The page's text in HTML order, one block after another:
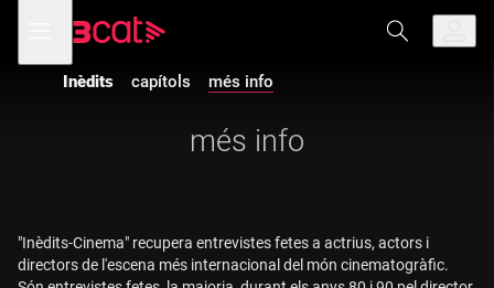
navegació
principal
menú
de
Inèdits capítols més info
més info
"Inèdits-Cinema" recupera entrevistes fetes a actrius, actors i
directors de l'escena més internacional del món cinematogràfic.